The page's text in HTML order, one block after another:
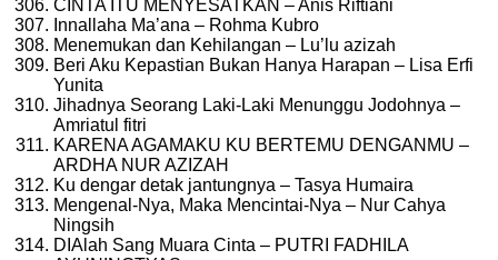
CINTA ITU MENYESATKAN – Anis Riftiani
Innallaha Ma’ana – Rohma Kubro
Menemukan dan Kehilangan – Lu’lu azizah
Beri Aku Kepastian Bukan Hanya Harapan – Lisa Erfi
Yunita
Jihadnya Seorang Laki-Laki Menunggu Jodohnya –
Amriatul fitri
KARENA AGAMAKU KU BERTEMU DENGANMU –
ARDHA NUR AZIZAH
Ku dengar detak jantungnya – Tasya Humaira
Mengenal-Nya, Maka Mencintai-Nya – Nur Cahya
Ningsih
DIAlah Sang Muara Cinta – PUTRI FADHILA